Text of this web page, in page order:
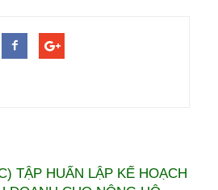
TẬP HUẤN LẬP KẾ HOẠCH